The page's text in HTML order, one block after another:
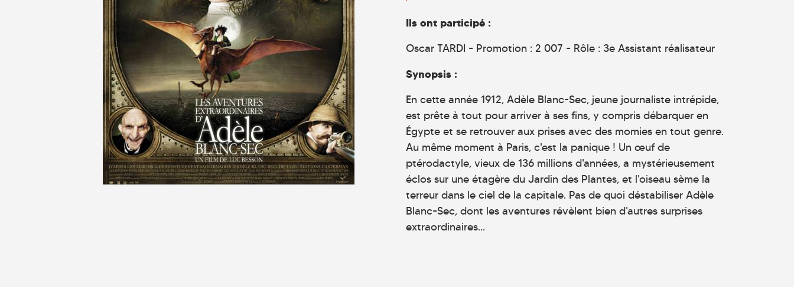
Ils ont participé :
Oscar TARDI - Promotion : 2 007 - Rôle : 3e Assistant réalisateur
Synopsis :
En cette année 1912, Adèle Blanc-Sec, jeune journaliste intrépide,
est prête à tout pour arriver à ses fins, y compris débarquer en
Égypte et se retrouver aux prises avec des momies en tout genre.
Au même moment à Paris, c'est la panique ! Un œuf de
ptérodactyle, vieux de 136 millions d'années, a mystérieusement
éclos sur une étagère du Jardin des Plantes, et l'oiseau sème la
terreur dans le ciel de la capitale. Pas de quoi déstabiliser Adèle
Blanc-Sec, dont les aventures révèlent bien d'autres surprises
extraordinaires...